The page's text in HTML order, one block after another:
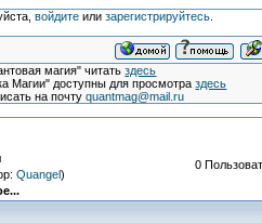
войдитеили зарегистрируйтесь.
магия" читатьздесь
Магии" доступны для просмотраздесь
на почтуquantmag@mail.ru
Quangel)
0